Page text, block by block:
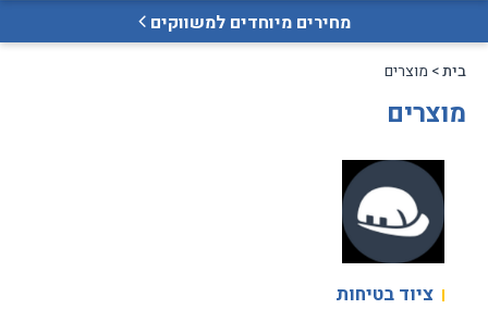
מחירים מיוחדים למשווקים
בית> מוצרים
מוצרים
ציוד בטיחות